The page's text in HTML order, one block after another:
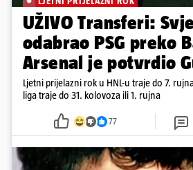
UŽIVO Transferi:
odabrao PSG preko
Arsenal je potvrdio
Ljetni prijelazni rok u HNL-u traje do 7.
liga traje do 31. kolovoza ili 1. rujna
77